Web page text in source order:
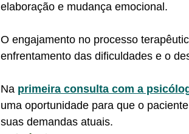
elaboração e mudança emocional.
O engajamento no processo
enfrentamento das dificuldades e o
Na primeira consulta com a
uma oportunidade para que o
suas demandas atuais.